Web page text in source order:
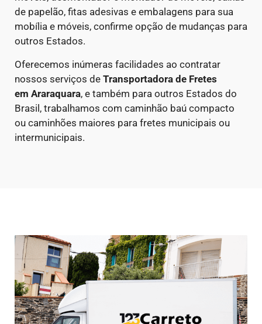
de papelão, fitas adesivas e embalagens para sua
mobília e móveis, confirme opção de mudanças para
outros Estados.
Oferecemos inúmeras facilidades ao contratar
nossos serviços de Transportadora de Fretes
em Araraquara, e também para outros Estados do
Brasil, trabalhamos com caminhão baú compacto
ou caminhões maiores para fretes municipais ou
intermunicipais.